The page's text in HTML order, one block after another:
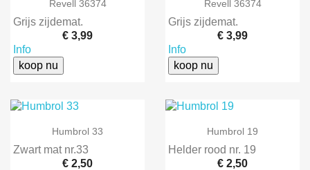
Revell 36374
Grijs zijdemat.
€ 3,99
Info
koop nu
Revell 36374
Grijs zijdemat.
€ 3,99
Info
koop nu
Humbrol 33
Zwart mat nr.33
€ 2,50
Humbrol 19
Helder rood nr. 19
€ 2,50